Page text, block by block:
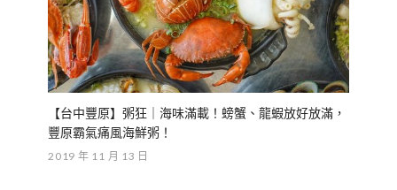
【台中豐原】粥狂｜海味滿載！螃蟹、龍蝦放好放滿，
豐原霸氣痛風海鮮粥！
2019 年 11 月 13 日